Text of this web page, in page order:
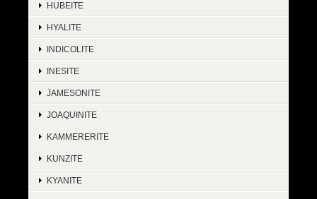
HUBEITE
HYALITE
INDICOLITE
INESITE
JAMESONITE
JOAQUINITE
KAMMERERITE
KUNZITE
KYANITE